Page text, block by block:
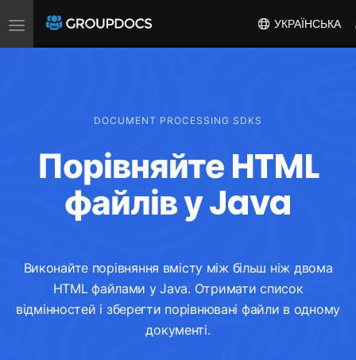
Toggle
navigation
УКРАЇНСЬКА
DOCUMENT PROCESSING SDKS
Порівняйте HTML
файлів у Java
Виконайте порівняння вмісту між більш ніж двома
HTML файлами у Java. Отримати список
відмінностей і зберегти порівнювані файли в одному
документі.